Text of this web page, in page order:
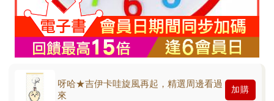
呀哈★吉伊卡哇旋風再起，精選周邊看過
來
加購